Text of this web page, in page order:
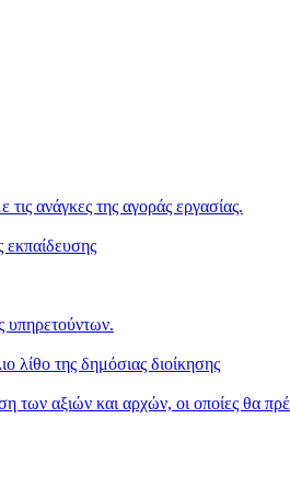
ανάγκες της αγοράς εργασίας.
υπηρετούντων.
λίθο της δημόσιας διοίκησης
αξιών και αρχών, οι οποίες θα